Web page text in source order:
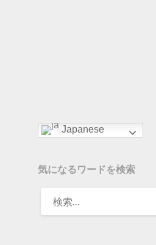
Japanese
気になるワードを検索